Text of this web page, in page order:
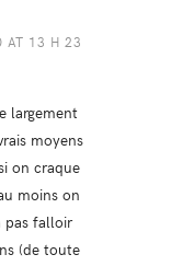
AT 13 H 23
largement
moyens
on craque
moins on
pas falloir
(de toute